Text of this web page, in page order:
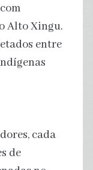
Alto Xingu.
entre
cada
de